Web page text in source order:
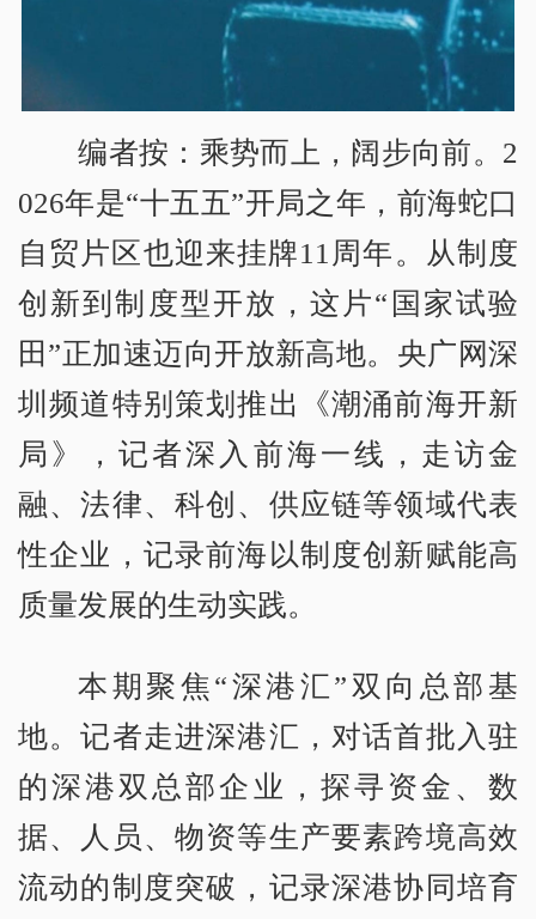
编者按：乘势而上，阔步向前。2
026年是“十五五”开局之年，前海蛇口
自贸片区也迎来挂牌11周年。从制度
创新到制度型开放，这片“国家试验
田”正加速迈向开放新高地。央广网深
圳频道特别策划推出《潮涌前海开新
局》，记者深入前海一线，走访金
融、法律、科创、供应链等领域代表
性企业，记录前海以制度创新赋能高
质量发展的生动实践。
本期聚焦“深港汇”双向总部基
地。记者走进深港汇，对话首批入驻
的深港双总部企业，探寻资金、数
据、人员、物资等生产要素跨境高效
流动的制度突破，记录深港协同培育